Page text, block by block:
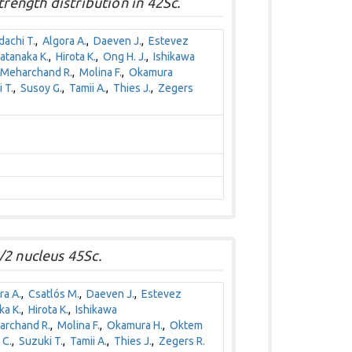
T., Algora A., Daeven J., Estevez
K., Hirota K., Ong H. J., Ishikawa
Meharchand R., Molina F., Okamura
T., Susoy G., Tamii A., Thies J., Zegers
nucleus 45Sc.
A., Csatlós M., Daeven J., Estevez
K., Hirota K., Ishikawa
R., Molina F., Okamura H., Oktem
, Suzuki T., Tamii A., Thies J., Zegers R.